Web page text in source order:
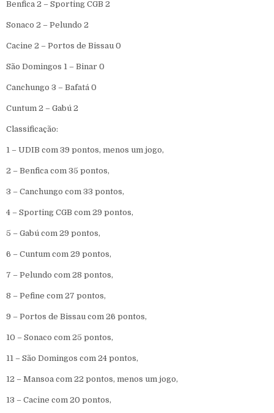
Benfica 2 – Sporting CGB 2
Sonaco 2 – Pelundo 2
Cacine 2 – Portos de Bissau 0
São Domingos 1 – Binar 0
Canchungo 3 – Bafatá 0
Cuntum 2 – Gabú 2
Classificação:
1 – UDIB com 39 pontos, menos um jogo,
2 – Benfica com 35 pontos,
3 – Canchungo com 33 pontos,
4 – Sporting CGB com 29 pontos,
5 – Gabú com 29 pontos,
6 – Cuntum com 29 pontos,
7 – Pelundo com 28 pontos,
8 – Pefine com 27 pontos,
9 – Portos de Bissau com 26 pontos,
10 – Sonaco com 25 pontos,
11 – São Domingos com 24 pontos,
12 – Mansoa com 22 pontos, menos um jogo,
13 – Cacine com 20 pontos,